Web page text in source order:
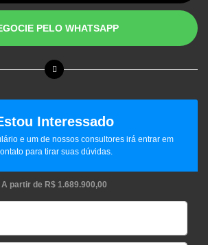
PELO WHATSAPP
Interessado
e um de nossos consultores irá entrar em
para tirar suas dúvidas.
A partir de R$ 1.689.900,00